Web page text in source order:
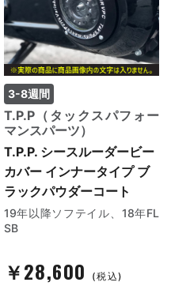
3-8週間
T.P.P（タックスパフォー
マンスパーツ）
T.P.P. シースルーダービー
カバー インナータイプ ブ
ラックパウダーコート
19年以降ソフテイル、18年FL
SB
￥28,600 (税込)